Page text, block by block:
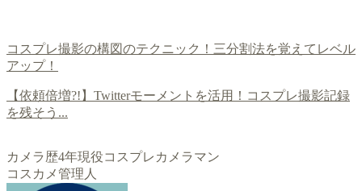
コスプレ撮影の構図のテクニック！三分割法を覚えてレベル
アップ！
【依頼倍増?!】Twitterモーメントを活用！コスプレ撮影記録
を残そう...
カメラ歴4年現役コスプレカメラマン
コスカメ管理人